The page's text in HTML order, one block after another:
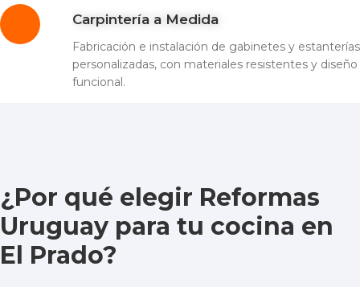
Carpintería a Medida
Fabricación e instalación de gabinetes y estanterías
personalizadas, con materiales resistentes y diseño
funcional.
¿Por qué elegir Reformas
Uruguay para tu cocina en
El Prado?